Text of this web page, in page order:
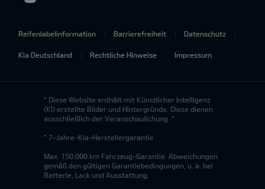
Reifenlabelinformation Barrierefreiheit Datenschutz
Kia Deutschland Rechtliche Hinweise Impressum
* Diese Website enthält mit Künstlicher Intelligenz
(KI) erstellte Bilder und Hintergründe. Diese dienen
ausschließlich der Veranschaulichung. *
* 7-Jahre-Kia-Herstellergarantie
Max. 150.000 km Fahrzeug-Garantie. Abweichungen
gemäß den gültigen Garantiebedingungen, u. a. bei
Batterie, Lack und Ausstattung.